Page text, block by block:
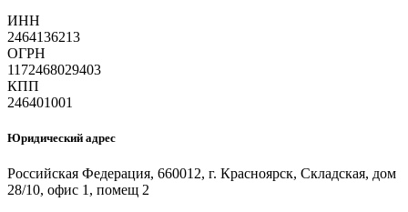
ИНН
2464136213
ОГРН
1172468029403
КПП
246401001
Юридический адрес
Российская Федерация, 660012, г. Красноярск, Складская, дом
28/10, офис 1, помещ 2